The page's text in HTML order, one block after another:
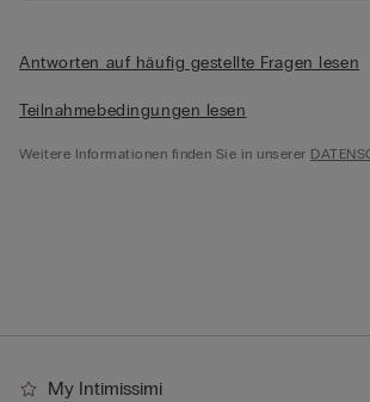
Antworten auf häufig gestellte Fragen lesen
Teilnahmebedingungen lesen
Weitere Informationen finden Sie in unserer
My Intimissimi